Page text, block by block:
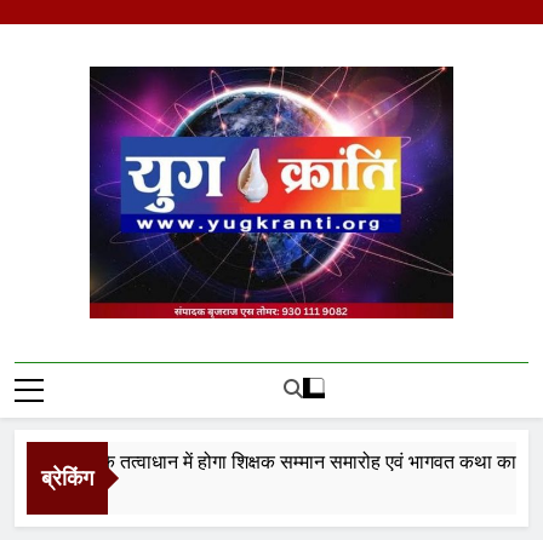
Yug Kranti | Trusted
News Portal
ब्रेकिंग
के तत्वाधान में होगा शिक्षक सम्मान समारोह एवं भागवत कथा का आयोजन